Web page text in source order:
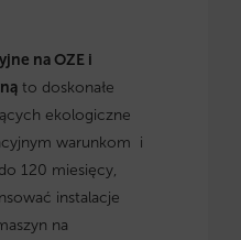
na OZE i
to doskonałe
ekologiczne
warunkom i
120 miesięcy,
instalacje
na